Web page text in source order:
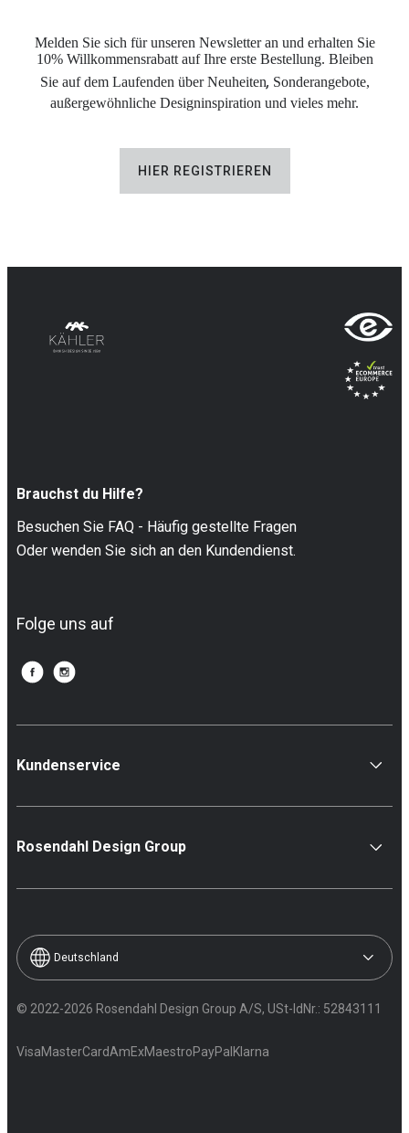
Melden Sie sich für unseren Newsletter an und erhalten Sie
10% Willkommensrabatt auf Ihre erste Bestellung. Bleiben
Sie auf dem Laufenden über Neuheiten, Sonderangebote,
außergewöhnliche Designinspiration und vieles mehr.
HIER REGISTRIEREN
Brauchst du Hilfe?
Besuchen Sie FAQ - Häufig gestellte Fragen
Oder wenden Sie sich an den Kundendienst.
Folge uns auf
Kundenservice
Rosendahl Design Group
© 2022-2026 Rosendahl Design Group A/S, USt-IdNr.: 52843111
VisaMasterCardAmExMaestroPayPal Klarna
Deutschland